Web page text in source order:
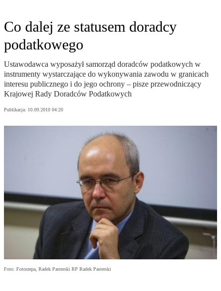
Co dalej ze statusem doradcy
podatkowego
Ustawodawca wyposażył samorząd doradców podatkowych w
instrumenty wystarczające do wykonywania zawodu w granicach
interesu publicznego i do jego ochrony – pisze przewodniczący
Krajowej Rady Doradców Podatkowych
Publikacja: 10.09.2010 04:20
Foto: Fotorzepa, Radek Pasterski RP Radek Pasterski